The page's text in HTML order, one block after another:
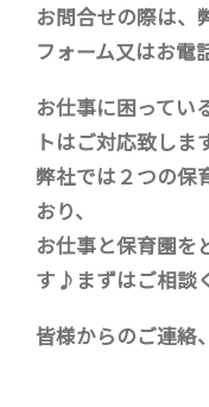
お問合せの際は、
フォーム又はお電
お仕事に困ってい
トはご対応致しま
弊社では２つの保
おり、
お仕事と保育園を
す♪まずはご相談
皆様からのご連絡